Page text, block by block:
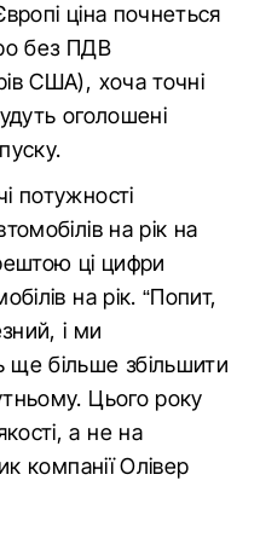
ціна почнеться
без ПДВ
США), хоча точні
оголошені
потужності
на рік на
ці цифри
на рік. “Попит,
і ми
ще більше збільшити
Цього року
а не на
компанії Олівер